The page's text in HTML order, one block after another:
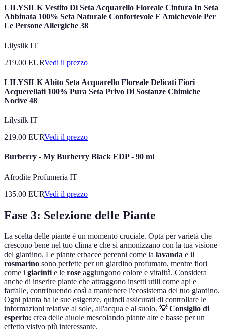
LILYSILK Vestito Di Seta Acquarello Floreale Cintura In Seta
Abbinata 100% Seta Naturale Confortevole E Amichevole Per
Le Persone Allergiche 38
Lilysilk IT
219.00 EURVedi il prezzo
LILYSILK Abito Seta Acquarello Floreale Delicati Fiori
Acquerellati 100% Pura Seta Privo Di Sostanze Chimiche
Nocive 48
Lilysilk IT
219.00 EURVedi il prezzo
Burberry - My Burberry Black EDP - 90 ml
Afrodite Profumeria IT
135.00 EURVedi il prezzo
Fase 3: Selezione delle Piante
La scelta delle piante è un momento cruciale. Opta per varietà che
crescono bene nel tuo clima e che si armonizzano con la tua visione
del giardino. Le piante erbacee perenni come la lavanda e il
rosmarino sono perfette per un giardino profumato, mentre fiori
come i giacintie le rose aggiungono colore e vitalità. Considera
anche di inserire piante che attraggono insetti utili come api e
farfalle, contribuendo così a mantenere l'ecosistema del tuo giardino.
Ogni pianta ha le sue esigenze, quindi assicurati di controllare le
informazioni relative al sole, all'acqua e al suolo. 💡 Consiglio di
esperto: crea delle aiuole mescolando piante alte e basse per un
effetto visivo più interessante.